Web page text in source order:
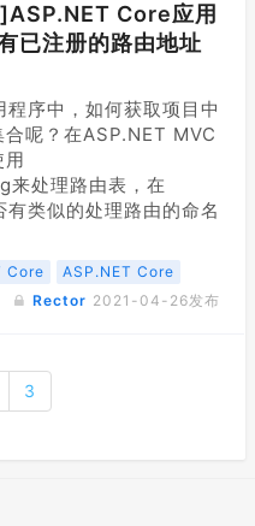
Core应用
已注册的路由地址
序中，如何获取项目中
呢？在ASP.NET MVC
用
处理路由表，在
类似的处理路由的命名
Core
ASP.NET Core
Rector 2021-04-26发布
3